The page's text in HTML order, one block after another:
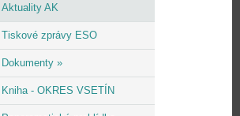
Aktuality AK
Tiskové zprávy ESO
Dokumenty »
Kniha - OKRES VSETÍN